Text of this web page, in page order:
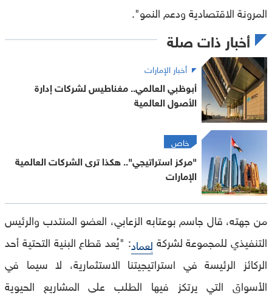
المرونة الاقتصادية ودعم النمو".
أخبار ذات صلة
أخبار الإمارات
أبوظبي العالمي.. مغناطيس لشركات إدارة
الأصول العالمية
خاص
"مركز استراتيجي".. هكذا ترى الشركات العالمية
الإمارات
من جهته، قال جاسم بوعتابه الزعابي، العضو المنتدب والرئيس
التنفيذي للمجموعة لشركة لِعماد: "يُعد قطاع البنية التحتية أحد
الركائز الرئيسة في استراتيجيتنا الاستثمارية، لا سيما في
الأسواق التي يرتكز فيها الطلب على المشاريع الحيوية